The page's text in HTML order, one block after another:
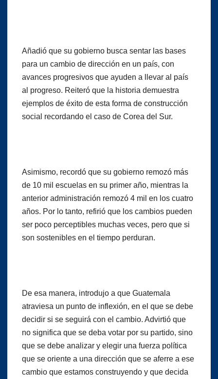
Añadió que su gobierno busca sentar las bases
para un cambio de dirección en un país, con
avances progresivos que ayuden a llevar al país
al progreso. Reiteró que la historia demuestra
ejemplos de éxito de esta forma de construcción
social recordando el caso de Corea del Sur.
Asimismo, recordó que su gobierno remozó más
de 10 mil escuelas en su primer año, mientras la
anterior administración remozó 4 mil en los cuatro
años. Por lo tanto, refirió que los cambios pueden
ser poco perceptibles muchas veces, pero que si
son sostenibles en el tiempo perduran.
De esa manera, introdujo a que Guatemala
atraviesa un punto de inflexión, en el que se debe
decidir si se seguirá con el cambio. Advirtió que
no significa que se deba votar por su partido, sino
que se debe analizar y elegir una fuerza política
que se oriente a una dirección que se aferre a ese
cambio que estamos construyendo y que decida